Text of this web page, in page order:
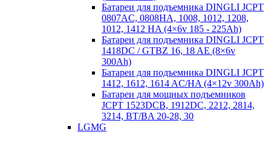
Батареи для подъемника DINGLI JCPT
0807AC, 0808HA, 1008, 1012, 1208,
1012, 1412 HA (4×6v 185 - 225Ah)
Батареи для подъемника DINGLI JCPT
1418DC / GTBZ 16, 18 AE (8×6v
300Ah)
Батареи для подъемника DINGLI JCPT
1412, 1612, 1614 AC/HA (4×12v 300Ah)
Батареи для мощных подъемников
JCPT 1523DCB, 1912DC, 2212, 2814,
3214, BT/BA 20-28, 30
LGMG